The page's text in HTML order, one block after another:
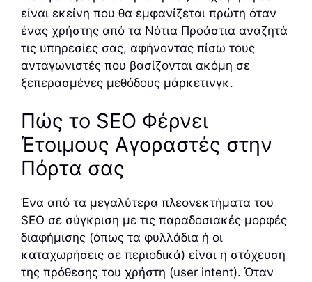
είναι εκείνη που θα εμφανίζεται πρώτη όταν
ένας χρήστης από τα Νότια Προάστια αναζητά
τις υπηρεσίες σας, αφήνοντας πίσω τους
ανταγωνιστές που βασίζονται ακόμη σε
ξεπερασμένες μεθόδους μάρκετινγκ.
Πώς το SEO Φέρνει
Έτοιμους Αγοραστές στην
Πόρτα σας
Ένα από τα μεγαλύτερα πλεονεκτήματα του
SEO σε σύγκριση με τις παραδοσιακές μορφές
διαφήμισης (όπως τα φυλλάδια ή οι
καταχωρήσεις σε περιοδικά) είναι η στόχευση
της πρόθεσης του χρήστη (user intent). Όταν